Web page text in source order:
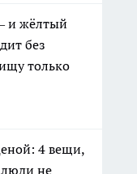
и жёлтый
без
только
4 вещи,
не